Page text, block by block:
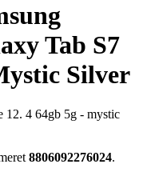
Tab S7
Silver
12. 4 64gb 5g - mystic
8806092276024.